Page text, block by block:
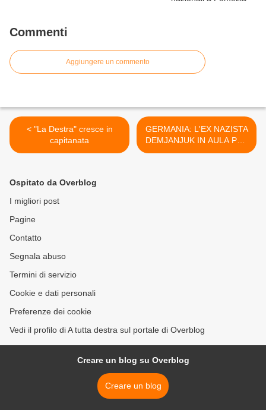
Commenti
Aggiungere un commento
< "La Destra" cresce in
capitanata
GERMANIA: L'EX NAZISTA
DEMJANJUK IN AULA PER
IL PROCESSO >
Ospitato da Overblog
I migliori post
Pagine
Contatto
Segnala abuso
Termini di servizio
Cookie e dati personali
Preferenze dei cookie
Vedi il profilo di A tutta destra sul portale di Overblog
Creare un blog su Overblog
Creare un blog